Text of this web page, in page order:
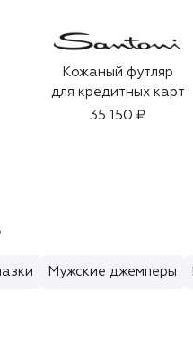
Кожаный футляр
для кредитных карт
35 150 ₽
Мужские джемперы